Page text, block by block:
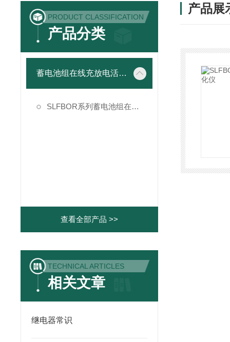
PRODUCT CLASSIFICATION
产品分类
蓄电池组在线充放电活化设备
SLFBOR系列蓄电池组在线充放电活化仪
查看全部产品 >>
TECHNICAL ARTICLES
相关文章
继电器常识
产品展